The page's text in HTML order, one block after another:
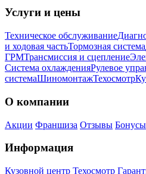
Услуги и цены
Техническое обслуживание
и ходовая частьТормозная система
ГРМТрансмиссия и сцепление
Система охлажденияРулевое
системаШиномонтажТехосмотр
О компании
Акции Франшиза Отзывы Бонусы
Информация
Кузовной центр Техосмотр